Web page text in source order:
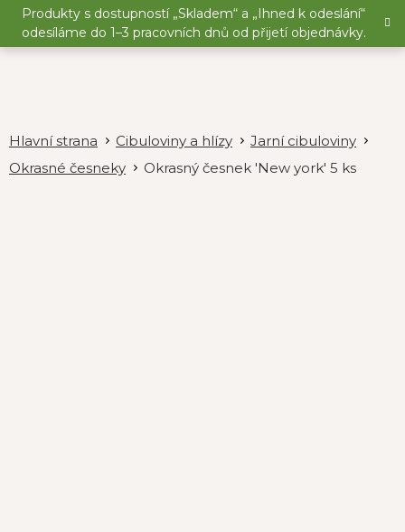
Přejít
obsah
Produkty s dostupností „Skladem“ a „Ihned k odeslání“
odesíláme do 1–3 pracovních dnů od přijetí objednávky.
Cibuloviny a hlízy
Jarní cibuloviny
Okrasné česneky
Okrasný česnek 'New york' 5 ks